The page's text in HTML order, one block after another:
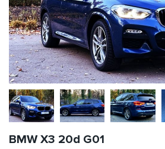
BMW X3 20d G01